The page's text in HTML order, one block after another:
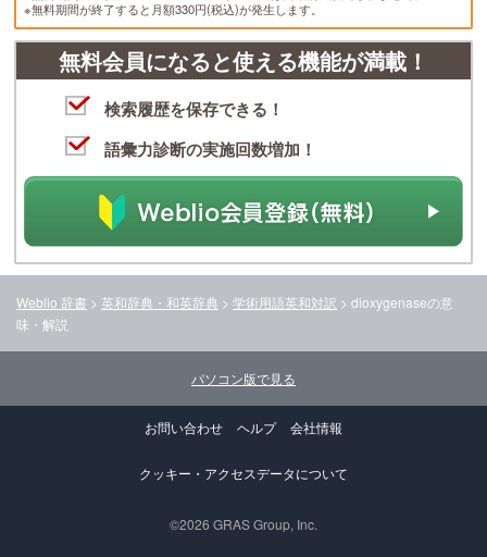
※無料期間が終了すると月額330円(税込)が発生します。
無料会員になると使える機能が満載！
検索履歴を保存できる！
語彙力診断の実施回数増加！
Weblio 辞書 > 英和辞典・和英辞典 > 学術用語英和対訳 > dioxygenaseの意
味・解説
パソコン版で見る
お問い合わせ ヘルプ 会社情報
クッキー・アクセスデータについて
©2026 GRAS Group, Inc.